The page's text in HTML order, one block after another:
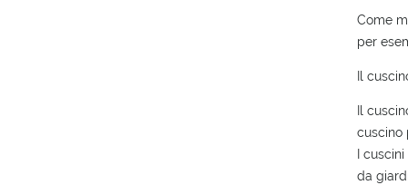
Come
per
Il
Il
cuscino
I
da